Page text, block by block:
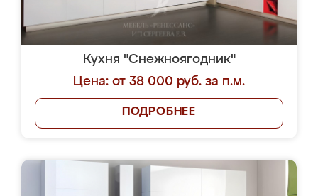
Кухня "Снежноягодник"
Цена: от 38 000 руб. за п.м.
ПОДРОБНЕЕ